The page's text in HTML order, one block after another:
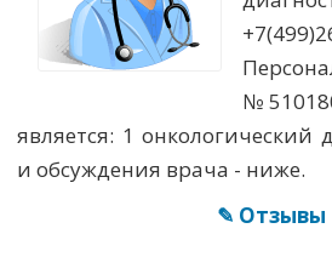
является: 1 онкологический
и обсуждения врача - ниже.
✎ Отзывы